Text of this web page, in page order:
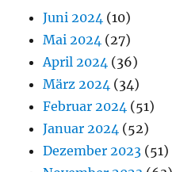
Juni 2024 (10)
Mai 2024 (27)
April 2024 (36)
März 2024 (34)
Februar 2024 (51)
Januar 2024 (52)
Dezember 2023 (51)